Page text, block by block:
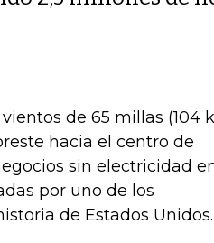
de 65 millas (104
hacia el centro de
sin electricidad
por uno de los
de Estados Unidos.